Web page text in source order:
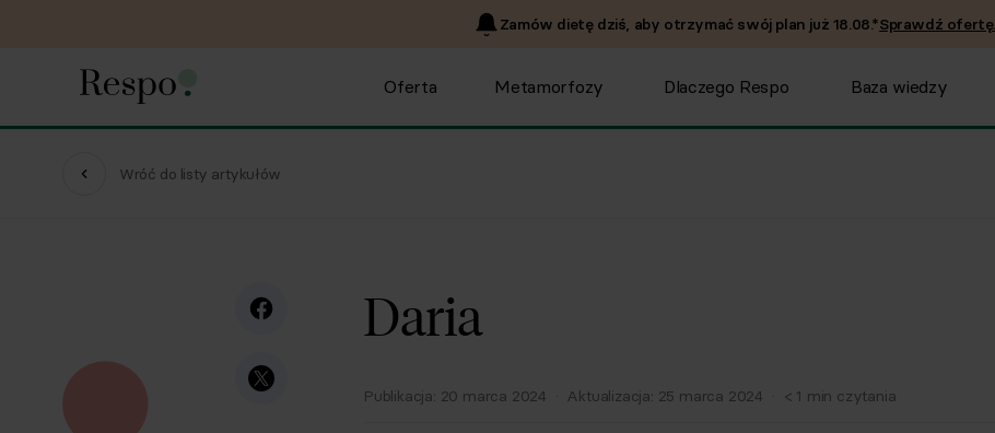
Zamów dietę dziś, aby otrzymać swój plan już 18.08.*Sprawdź ofertę.
Oferta Metamorfozy Dlaczego Respo Baza wiedzy
Wróć do listy artykułów
Daria
Publikacja: 20 marca 2024 · Aktualizacja: 25 marca 2024 · < 1 min czytania